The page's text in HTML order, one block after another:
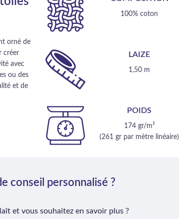
orné de
créer
avec
ou des
et de
100% coton
LAIZE
1,50 m
POIDS
174 gr/m²
(261 gr par mètre linéaire)
conseil personnalisé ?
et vous souhaitez en savoir plus ?